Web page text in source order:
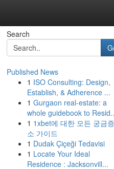
Search
Published News
1 ISO Consulting: Design,
Establish, & Adherence ...
1 Gurgaon real-estate: a
whole guidebook to
1 1xbet에 대한 모든 궁금
소 가이드
1 Dudak Çiçeği Tedavisi
1 Locate Your Ideal
Residence : Jacksonvill...